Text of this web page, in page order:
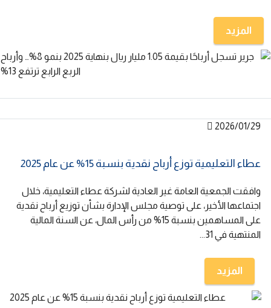
2026/01/29
عطاء التعليمية توزع أرباح نقدية بنسبة 15% عن عام 2025
وافقت الجمعية العامة غير العادية لشركة عطاء التعليمية، خلال
اجتماعها الأخير، على توصية مجلس الإدارة بشأن توزيع أرباح نقدية
على المساهمين بنسبة 15% من رأس المال، عن السنة المالية
المنتهية في 31...
المزيد
المزيد